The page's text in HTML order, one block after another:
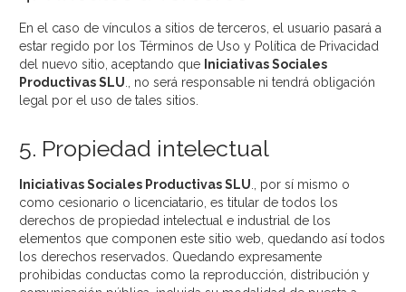
En el caso de vínculos a sitios de terceros, el usuario pasará a
estar regido por los Términos de Uso y Política de Privacidad
del nuevo sitio, aceptando que Iniciativas Sociales
Productivas SLU ., no será responsable ni tendrá obligación
legal por el uso de tales sitios.
5. Propiedad intelectual
Iniciativas Sociales Productivas SLU ., por sí mismo o
como cesionario o licenciatario, es titular de todos los
derechos de propiedad intelectual e industrial de los
elementos que componen este sitio web, quedando así todos
los derechos reservados. Quedando expresamente
prohibidas conductas como la reproducción, distribución y